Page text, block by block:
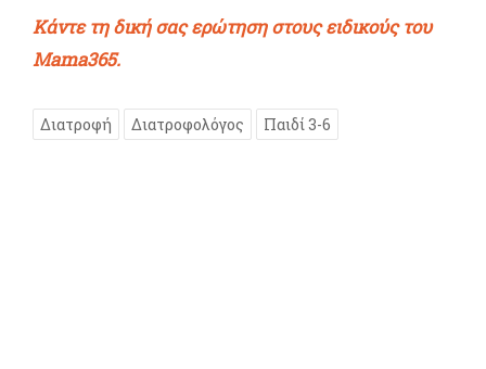
Κάντε τη δική σας ερώτηση στους ειδικούς του
Mama365.
Διατροφή Διατροφολόγος Παιδί 3-6